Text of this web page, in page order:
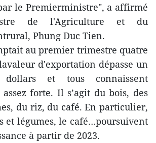
le Premierministre", a affirmé
de l'Agriculture et du
Phung Duc Tien.
au premier trimestre quatre
d'exportation dépasse un
et tous connaissent
assez forte. Il s’agit du bois, des
du riz, du café. En particulier,
et légumes, le café…poursuivent
à partir de 2023.